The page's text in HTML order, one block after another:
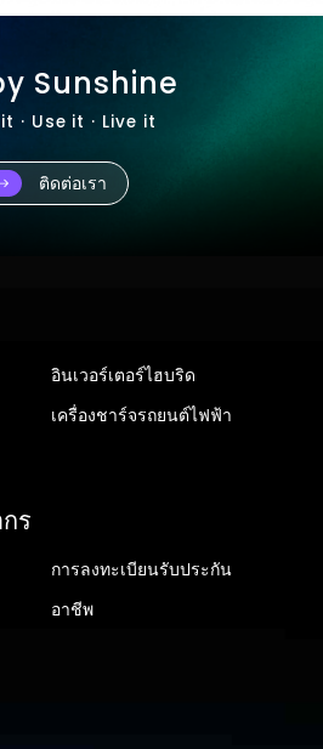
Sunshine
· Use it · Live it
ติดต่อเรา
อินเวอร์เตอร์ไฮบริด
เครื่องชาร์จรถยนต์ไฟฟ้า
ร
การลงทะเบียนรับประกัน
อาชีพ